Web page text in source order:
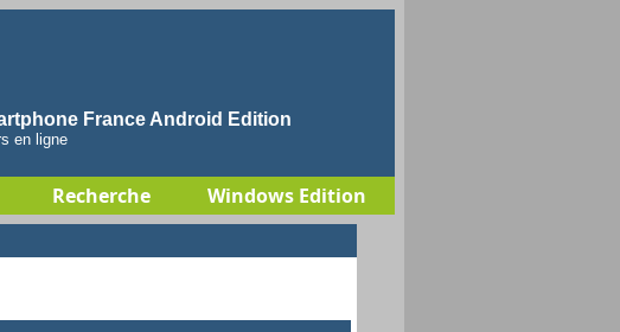
France Android Edition
en ligne
Recherche Windows Edition